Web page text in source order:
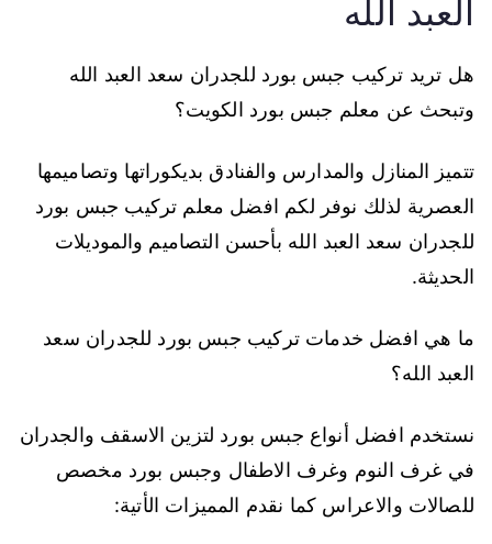
العبد الله
هل تريد تركيب جبس بورد للجدران سعد العبد الله
وتبحث عن معلم جبس بورد الكويت؟
تتميز المنازل والمدارس والفنادق بديكوراتها وتصاميمها
العصرية لذلك نوفر لكم افضل معلم تركيب جبس بورد
للجدران سعد العبد الله بأحسن التصاميم والموديلات
الحديثة.
ما هي افضل خدمات تركيب جبس بورد للجدران سعد
العبد الله؟
نستخدم افضل أنواع جبس بورد لتزين الاسقف والجدران
في غرف النوم وغرف الاطفال وجبس بورد مخصص
للصالات والاعراس كما نقدم المميزات الأتية: